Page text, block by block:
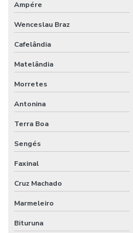
Ampére
Wenceslau Braz
Cafelândia
Matelândia
Morretes
Antonina
Terra Boa
Sengés
Faxinal
Cruz Machado
Marmeleiro
Bituruna